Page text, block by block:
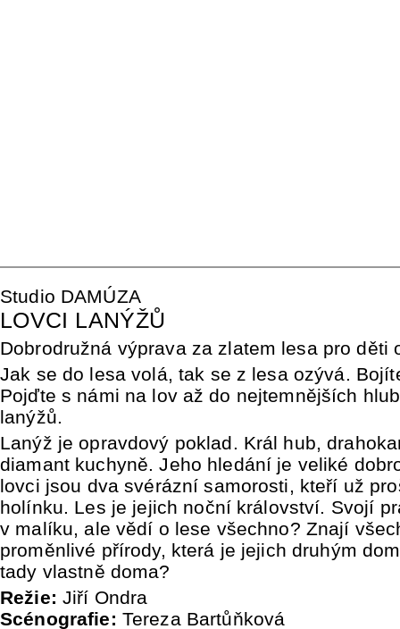
Studio DAMÚZA
LOVCI LANÝŽŮ
Dobrodružná výprava za zlatem lesa pro děti
Jak se do lesa volá, tak se z lesa ozývá.
Pojďte s námi na lov až do nejtemnějších
lanýžů.
Lanýž je opravdový poklad. Král hub,
diamant kuchyně. Jeho hledání je veliké
lovci jsou dva svérázní samorosti, kteří už
holínku. Les je jejich noční království. Svojí
v malíku, ale vědí o lese všechno? Znají
proměnlivé přírody, která je jejich druhým
tady vlastně doma?
Režie: Jiří Ondra
Scénografie: Tereza Bartůňková